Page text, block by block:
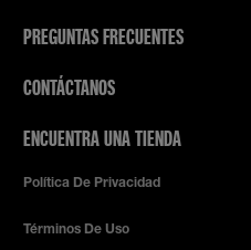
PREGUNTAS FRECUENTES
CONTÁCTANOS
ENCUENTRA UNA TIENDA
Política De Privacidad
Términos De Uso